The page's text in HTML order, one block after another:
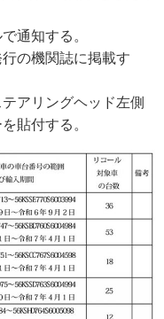
通知する。
の機関誌に掲載す
アリングヘッド左側
貼付する。